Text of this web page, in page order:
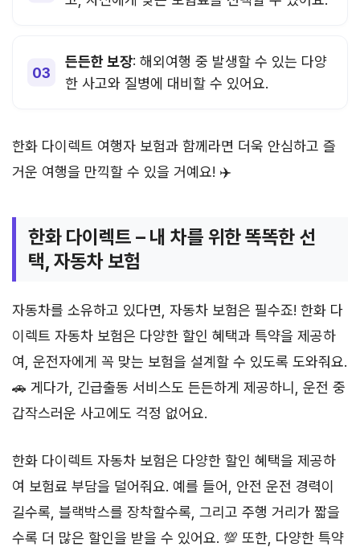
든든한 보장: 해외여행 중 발생할 수 있는 다양
한 사고와 질병에 대비할 수 있어요.
한화 다이렉트 여행자 보험과 함께라면 더욱 안심하고 즐
거운 여행을 만끽할 수 있을 거예요! ✈️
한화 다이렉트 – 내 차를 위한 똑똑한 선
택, 자동차 보험
자동차를 소유하고 있다면, 자동차 보험은 필수죠! 한화 다
이렉트 자동차 보험은 다양한 할인 혜택과 특약을 제공하
여, 운전자에게 꼭 맞는 보험을 설계할 수 있도록 도와줘요.
🚗 게다가, 긴급출동 서비스도 든든하게 제공하니, 운전 중
갑작스러운 사고에도 걱정 없어요.
한화 다이렉트 자동차 보험은 다양한 할인 혜택을 제공하
여 보험료 부담을 덜어줘요. 예를 들어, 안전 운전 경력이
길수록, 블랙박스를 장착할수록, 그리고 주행 거리가 짧을
수록 더 많은 할인을 받을 수 있어요. 💯 또한, 다양한 특약